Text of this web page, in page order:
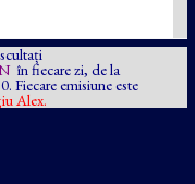
în fiecare zi, de la
Fiecare emisiune este
Alex.